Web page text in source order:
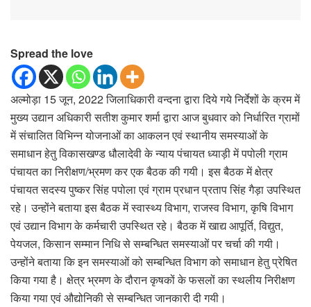
Spread the love
अल्मोड़ा 15 जून, 2022 जिलाधिकारी वन्दना द्वारा दिये गये निर्देशों के क्रम में
मुख्य उद्यान अधिकारी सतीश कुमार शर्मा द्वारा आज बुधवार को निर्धारित ग्रामों
में संचालित विभिन्न योजनाओं का आकलन एवं स्थानीय समस्याओं के
समाधान हेतु विकासखण्ड धौलादेवी के न्याय पंचायत ध्याड़ी में पपोली ग्राम
पंचायत का निरीक्षण/भ्रमण कर एक बैठक की गयी। इस बैठक में क्षेत्र
पंचायत सदस्य पुष्कर सिंह पपोला एवं ग्राम प्रधान प्रताप सिंह गैड़ा उपस्थित
रहे। उन्होंने बताया इस बैठक में स्वास्थ्य विभाग, राजस्व विभाग, कृषि विभाग
एवं उद्यान विभाग के कर्मचारी उपस्थित रहे। बैठक में खाद्य आपूर्ति, विद्युत,
पेयजल, किसान सम्मान निधि से सम्बन्धित समस्याओं पर चर्चा की गयी।
उन्होंने बताया कि इन समस्याओं को सम्बन्धित विभाग को समाधान हेतु प्रेषित
किया गया है। क्षेत्र भ्रमण के दौरान कृषकों के फसलों का स्थलीय निरीक्षण
किया गया एवं औद्योनिकी से सम्बन्धित जानकारी दी गयी।